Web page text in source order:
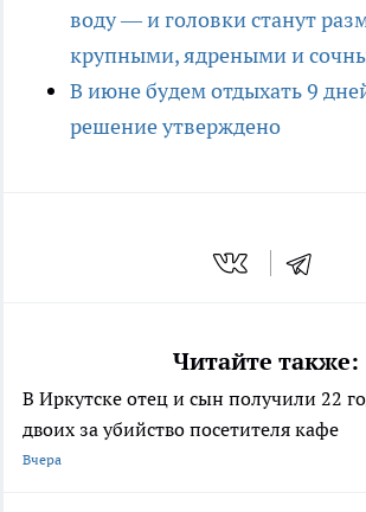
воду — и головки станут
крупными, ядреными и
В июне будем отдыхать 9
решение утверждено
Читайте также:
В Иркутске отец и сын получили 22
двоих за убийство посетителя кафе
Вчера